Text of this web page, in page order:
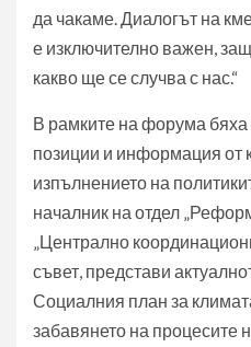
да чакаме. Диалогът на
е изключително важен,
какво ще се случва с нас.“
В рамките на форума
позиции и информация от
изпълнението на
началник на отдел
„Централно
съвет, представи
Социалния план за
забавянето на процесите